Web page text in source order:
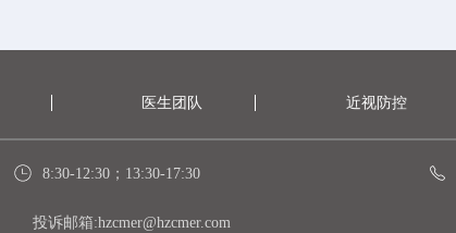
医生团队 近视防控
8:30-12:30；13:30-17:30
投诉邮箱:hzcmer@hzcmer.com